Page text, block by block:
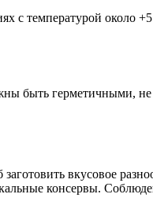
с температурой около
быть герметичными,
вкусовое
консервы.